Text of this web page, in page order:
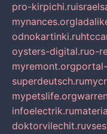
pro-kirpichi.ru
mynances.org
odnokartinki.ru
oysters-digital.ruo-
myremont.org
superdeutsch.ru
mypetslife.org
infoelectrik.ru
doktorvilechit.ru